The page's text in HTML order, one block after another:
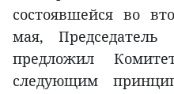
состоявшейся во
мая,
предложил
следующим